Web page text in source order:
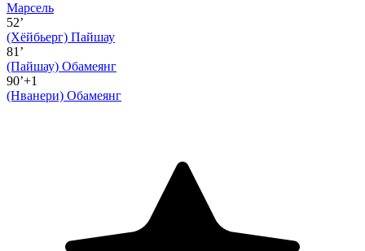
Марсель
52’
(Хёйбьерг) Пайшау
81’
(Пайшау) Обамеянг
90’+1
(Нванери) Обамеянг